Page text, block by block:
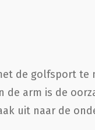
de golfsport te
arm is de
uit naar de